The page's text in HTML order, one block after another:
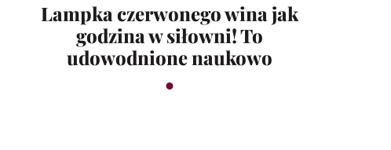
Lampka czerwonego wina jak
godzina w siłowni! To
udowodnione naukowo